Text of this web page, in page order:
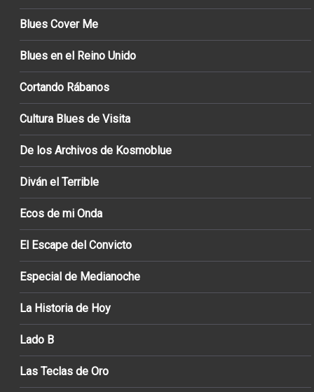
Blues Cover Me
Blues en el Reino Unido
Cortando Rábanos
Cultura Blues de Visita
De los Archivos de Kosmoblue
Diván el Terrible
Ecos de mi Onda
El Escape del Convicto
Especial de Medianoche
La Historia de Hoy
Lado B
Las Teclas de Oro